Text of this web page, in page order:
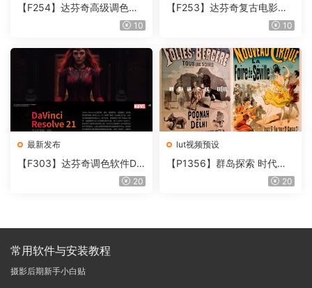
【F254】达芬奇高级调色插
件 Contour V2.2.2 WinMac10
【F253】达芬奇复古电影胶
片质感DCTL节点调色预设 M
T V4.0
10
最新发布
【F303】达芬奇调色软件Da
Vinci Resolve Studio21.0.320
lut视频预设
【P1356】群岛探索 时代马
戏团 – QUEST 60 调色预设A
20
常用软件与安装教程
摄影后期新手小白贴